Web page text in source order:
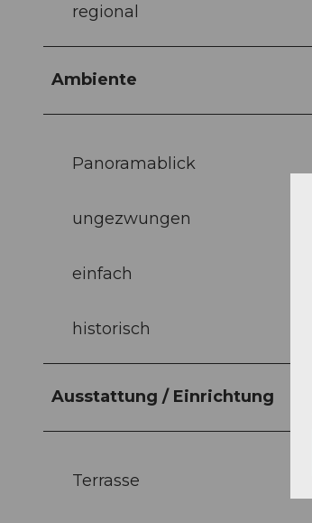
regional
Ambiente
Panoramablick
ungezwungen
einfach
historisch
Ausstattung / Einrichtung
Terrasse